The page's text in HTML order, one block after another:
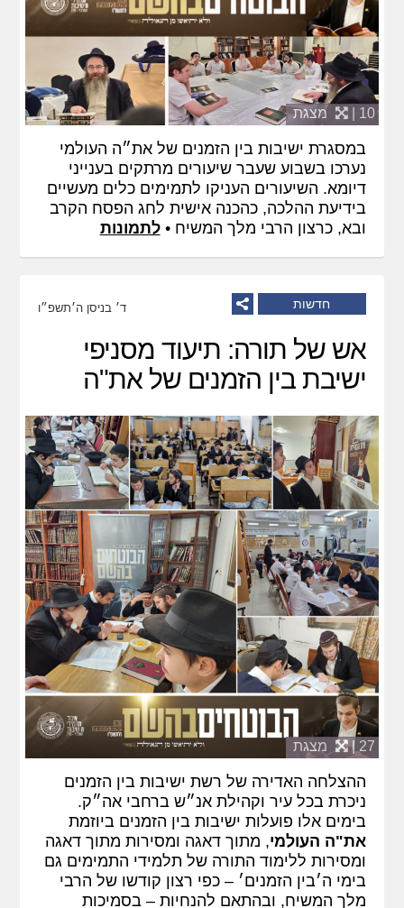
10 | מצגת
במסגרת ישיבות בין הזמנים של את״ה העולמי
נערכו בשבוע שעבר שיעורים מרתקים בענייני
דיומא. השיעורים העניקו לתמימים כלים מעשיים
בידיעת ההלכה, כהכנה אישית לחג הפסח הקרב
ובא, כרצון הרבי מלך המשיח •לתמונות
חדשות ד׳ בניסן ה׳תשפ״ו
אש של תורה: תיעוד מסניפי
ישיבת בין הזמנים של את"ה
27 | מצגת
ההצלחה האדירה של רשת ישיבות בין הזמנים
ניכרת בכל עיר וקהילת אנ״ש ברחבי אה״ק.
בימים אלו פועלות ישיבות בין הזמנים ביוזמת
את"ה העולמי, מתוך דאגה ומסירות מתוך דאגה
ומסירות ללימוד התורה של תלמידי התמימים גם
בימי ה׳בין הזמנים׳ – כפי רצון קודשו של הרבי
מלך המשיח, ובהתאם להנחיות – בסמיכות